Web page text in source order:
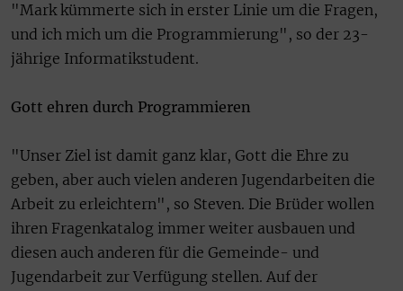
"Mark kümmerte sich in erster Linie um die Fragen,
und ich mich um die Programmierung", so der 23-
jährige Informatikstudent.
Gott ehren durch Programmieren
"Unser Ziel ist damit ganz klar, Gott die Ehre zu
geben, aber auch vielen anderen Jugendarbeiten die
Arbeit zu erleichtern", so Steven. Die Brüder wollen
ihren Fragenkatalog immer weiter ausbauen und
diesen auch anderen für die Gemeinde- und
Jugendarbeit zur Verfügung stellen. Auf der